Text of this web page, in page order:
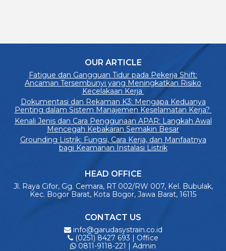
OUR ARTICLE
Fatigue dan Gangguan Tidur pada Pekerja Shift:
Ancaman Tersembunyi yang Meningkatkan Risiko
Kecelakaan Kerja
Dokumentasi dan Rekaman K3: Mengapa Keduanya
Penting dalam Sistem Manajemen Keselamatan Kerja?
Kenali Jenis dan Cara Penggunaan APAR: Langkah Awal
Mencegah Kebakaran Semakin Besar
Grounding Listrik: Fungsi, Cara Kerja, dan Manfaatnya
bagi Keamanan Instalasi Listrik
HEAD OFFICE
Jl. Raya Cifor, Gg. Cemara, RT 002/RW 007, Kel. Bubulak,
Kec. Bogor Barat, Kota Bogor, Jawa Barat, 16115
CONTACT US
info@garudasystrain.co.id
(0251) 8427 693 | Office
0811-9118-221 | Admin